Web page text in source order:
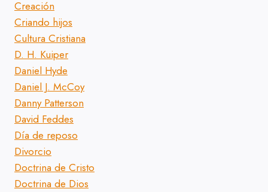
Creación
Criando hijos
Cultura Cristiana
D. H. Kuiper
Daniel Hyde
Daniel J. McCoy
Danny Patterson
David Feddes
Día de reposo
Divorcio
Doctrina de Cristo
Doctrina de Dios